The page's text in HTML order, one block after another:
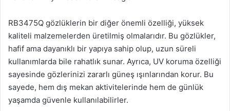
RB3475Q gözlüklerin bir diğer önemli özelliği, yüksek
kaliteli malzemelerden üretilmiş olmalarıdır. Bu gözlükler,
hafif ama dayanıklı bir yapıya sahip olup, uzun süreli
kullanımlarda bile rahatlık sunar. Ayrıca, UV koruma özelliği
sayesinde gözlerinizi zararlı güneş ışınlarından korur. Bu
sayede, hem dış mekan aktivitelerinde hem de günlük
yaşamda güvenle kullanılabilirler.